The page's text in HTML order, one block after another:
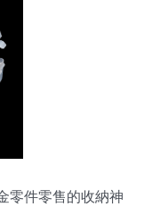
零件零售的收納神